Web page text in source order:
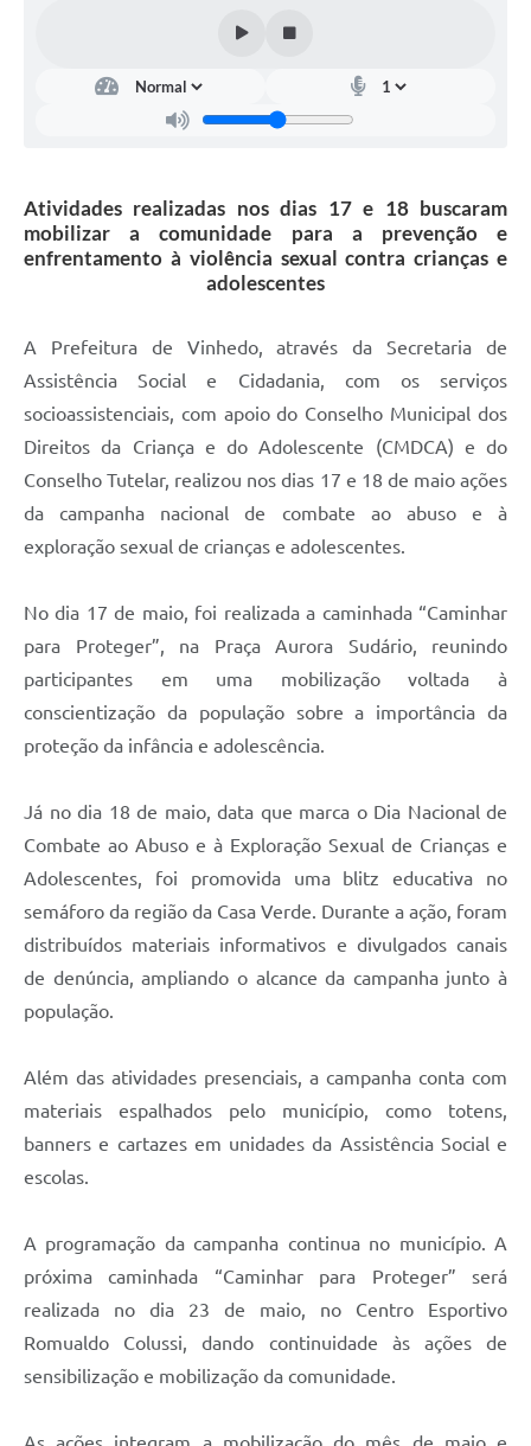
Carta de Serviços
Contas Públicas
Serviços Online
Atividades realizadas nos dias 17 e 18 buscaram
mobilizar a comunidade para a prevenção e
enfrentamento à violência sexual contra crianças e
adolescentes
A Prefeitura de Vinhedo, através da Secretaria de
Assistência Social e Cidadania, com os serviços
socioassistenciais, com apoio do Conselho Municipal dos
Direitos da Criança e do Adolescente (CMDCA) e do
Conselho Tutelar, realizou nos dias 17 e 18 de maio ações
da campanha nacional de combate ao abuso e à
exploração sexual de crianças e adolescentes.
No dia 17 de maio, foi realizada a caminhada “Caminhar
para Proteger”, na Praça Aurora Sudário, reunindo
participantes em uma mobilização voltada à
conscientização da população sobre a importância da
proteção da infância e adolescência.
Já no dia 18 de maio, data que marca o Dia Nacional de
Combate ao Abuso e à Exploração Sexual de Crianças e
Adolescentes, foi promovida uma blitz educativa no
semáforo da região da Casa Verde. Durante a ação, foram
distribuídos materiais informativos e divulgados canais
de denúncia, ampliando o alcance da campanha junto à
população.
Além das atividades presenciais, a campanha conta com
materiais espalhados pelo município, como totens,
banners e cartazes em unidades da Assistência Social e
escolas.
A programação da campanha continua no município. A
próxima caminhada “Caminhar para Proteger” será
realizada no dia 23 de maio, no Centro Esportivo
Romualdo Colussi, dando continuidade às ações de
sensibilização e mobilização da comunidade.